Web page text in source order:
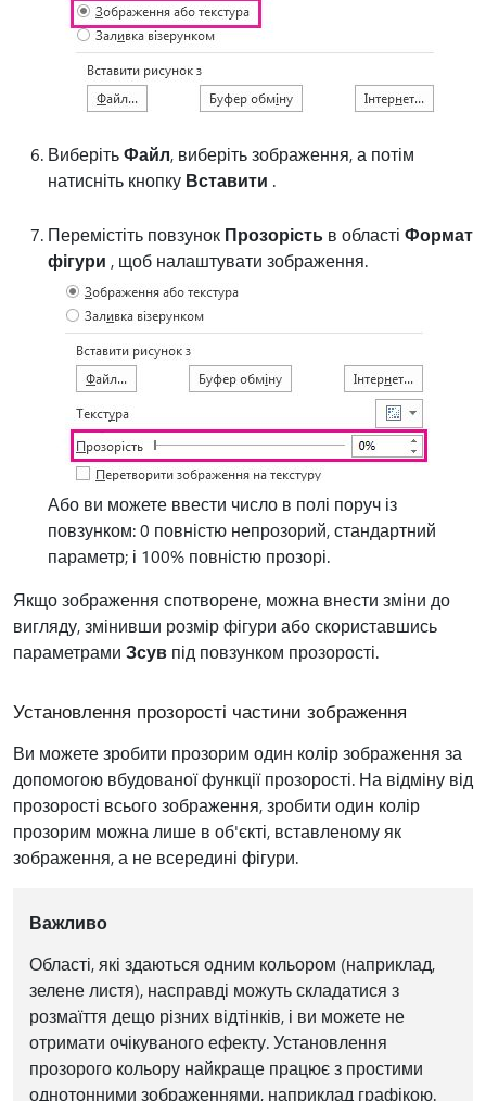
ВиберітьФайл, виберіть зображення, а потім
натисніть кнопку Вставити .
Перемістіть повзунок Прозорість в області Формат
фігури , щоб налаштувати зображення.
Або ви можете ввести число в полі поруч із
повзунком: 0 повністю непрозорий, стандартний
параметр; і 100% повністю прозорі.
Якщо зображення спотворене, можна внести зміни до
вигляду, змінивши розмір фігури або скориставшись
параметрами Зсув під повзунком прозорості.
Установлення прозорості частини зображення
Ви можете зробити прозорим один колір зображення за
допомогою вбудованої функції прозорості. На відміну від
прозорості всього зображення, зробити один колір
прозорим можна лише в об'єкті, вставленому як
зображення, а не всередині фігури.
Важливо
Області, які здаються одним кольором (наприклад,
зелене листя), насправді можуть складатися з
розмаїття дещо різних відтінків, і ви можете не
отримати очікуваного ефекту. Установлення
прозорого кольору найкраще працює з простими
однотонними зображеннями, наприклад графікою.